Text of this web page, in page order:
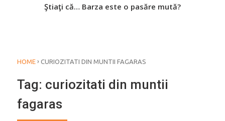
Ştiaţi că… Barza este o pasăre mută?
HOME › CURIOZITATI DIN MUNTII FAGARAS
Tag: curiozitati din muntii
fagaras